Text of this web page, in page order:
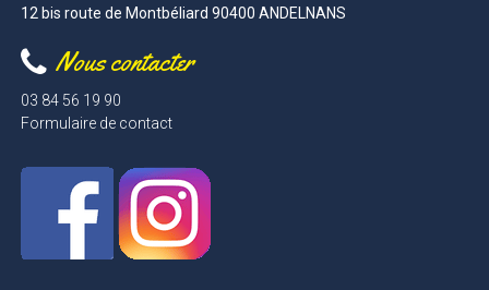
12 bis route de Montbéliard 90400 ANDELNANS
Nous contacter
03 84 56 19 90
Formulaire de contact